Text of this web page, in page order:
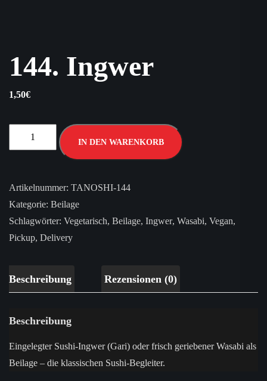
144. Ingwer
1,50€
IN DEN WARENKORB
Artikelnummer: TANOSHI-144
Kategorie: Beilage
Schlagwörter: Vegetarisch, Beilage, Ingwer, Wasabi, Vegan,
Pickup, Delivery
Beschreibung Rezensionen (0)
Beschreibung
Eingelegter Sushi-Ingwer (Gari) oder frisch geriebener Wasabi als
Beilage – die klassischen Sushi-Begleiter.